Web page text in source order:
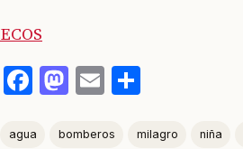
ECOS
Facebook
Mastodon
Email
agua bomberos milagro niña